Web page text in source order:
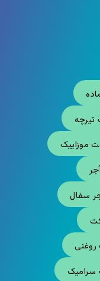
تیرچه
موزاییک
سفال
سرامیک